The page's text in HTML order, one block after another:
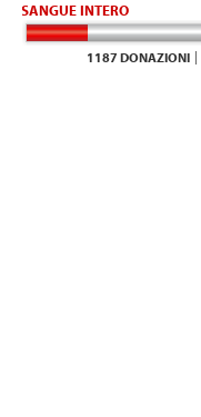
SANGUE INTERO
1187 DONAZIONI